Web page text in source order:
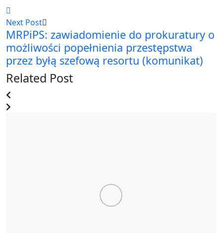
Next Post
MRPiPS: zawiadomienie do prokuratury o
możliwości popełnienia przestępstwa
przez byłą szefową resortu (komunikat)
Related Post